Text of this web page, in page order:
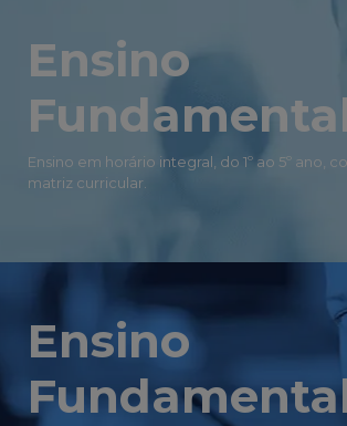
Ensino
Ensino em horário integral, do 1º ao 5º ano,
matriz curricular.
Ensino